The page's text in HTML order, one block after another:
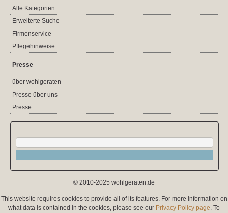
Alle Kategorien
Erweiterte Suche
Firmenservice
Pflegehinweise
Presse
über wohlgeraten
Presse über uns
Presse
© 2010-2025 wohlgeraten.de
This website requires cookies to provide all of its features. For more information on
what data is contained in the cookies, please see our Privacy Policy page. To